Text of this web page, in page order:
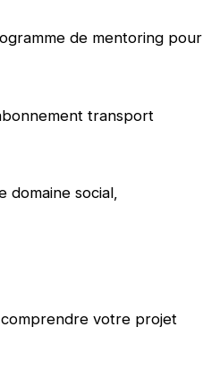
de mentoring pour
transport
domaine social,
votre projet